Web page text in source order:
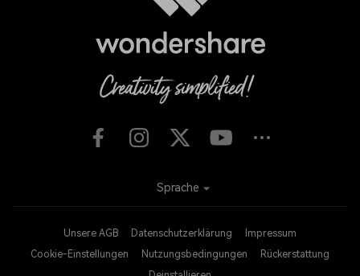
Unsere AGB Datenschutzerklärung
Impressum
Cookie-Einstellungen
Nutzungsbedingungen
Rückerstattung
Sprache